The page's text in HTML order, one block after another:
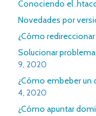
Conociendo el
Novedades por
¿Cómo
Solucionar
9, 2020
¿Cómo embeber un
4, 2020
¿Cómo apuntar